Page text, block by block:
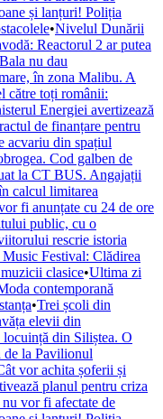
și lanțuri! Poliția
•Nivelul Dunării
Reactorul 2 ar putea
nu dau
în zona Malibu. A
către toți românii:
Energiei avertizează
de finanțare pentru
acvariu din spațiul
Cod galben de
la CT BUS. Angajații
calcul limitarea
fi anunțate cu 24 de ore
public, cu o
rescrie istoria
Festival: Clădirea
clasice•Ultima zi
contemporană
•Trei școli din
elevii din
din Siliștea. O
de la Pavilionul
vor achita șoferii și
planul pentru criza
vor fi afectate de